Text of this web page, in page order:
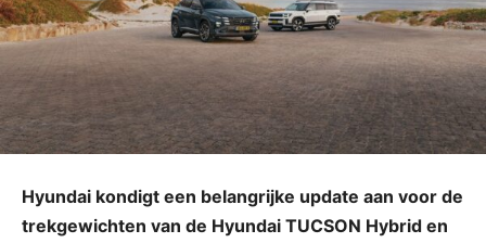
Hyundai kondigt een belangrijke update aan voor de
trekgewichten van de Hyundai TUCSON Hybrid en